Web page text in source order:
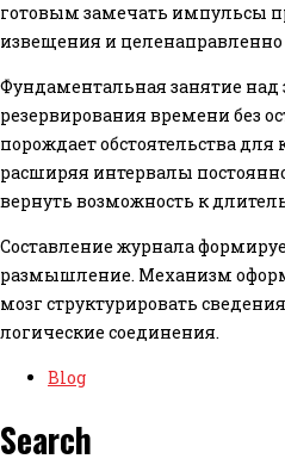
готовым замечать импульсы
извещения и целенаправленно
Фундаментальная занятие
резервирования времени без
порождает обстоятельства
расширяя интервалы
вернуть возможность к
Составление журнала
размышление. Механизм
мозг структурировать
логические соединения.
Blog
Search